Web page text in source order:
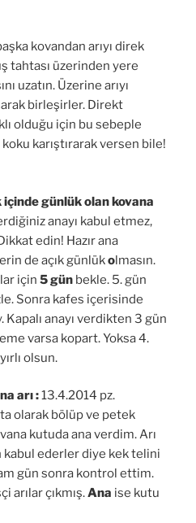
kovandan arıyı direk
tahtası üzerinden yere
uzatın. Üzerine arıyı
birleşirler. Direkt
olduğu için bu sebeple
karıştırarak versen bile!
günlük olan kovana
anayı kabul etmez,
edin! Hazır ana
de açık günlükolmasın.
için 5 gün bekle. 5. gün
Sonra kafes içerisinde
Kapalı anayı verdikten 3 gün
varsa kopart. Yoksa 4.
olsun.
arı :13.4.2014 pz.
olarak bölüp ve petek
kutuda ana verdim. Arı
kabul ederler diye kek telini
gün sonra kontrol ettim.
arılar çıkmış.Ana ise kutu